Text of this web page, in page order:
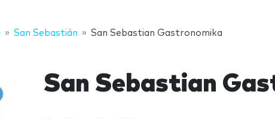
San Sebastián San Sebastian Gastronomika
San Sebastian